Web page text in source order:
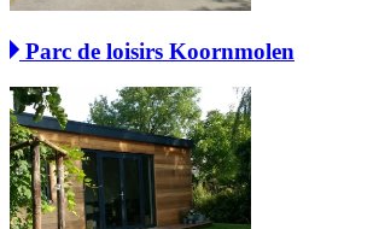
Parc de loisirs Koornmolen